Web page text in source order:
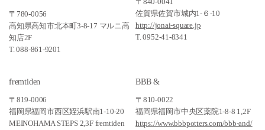
〒780-0056
高知県高知市北本町3-8-17 マルニ高
知店2F
T. 088-861-9201
佐賀県佐賀市城内1-６-10
http://jonai-square.jp
T. 0952-41-8341
fremtiden
〒819-0006
福岡県福岡市西区姪浜駅南1-10-20
MEINOHAMA STEPS 2,3F fremtiden
BBB &
〒810-0022
福岡県福岡市中央区薬院1-8-8 1,2F
https://www.bbbpotters.com/bbb-and/